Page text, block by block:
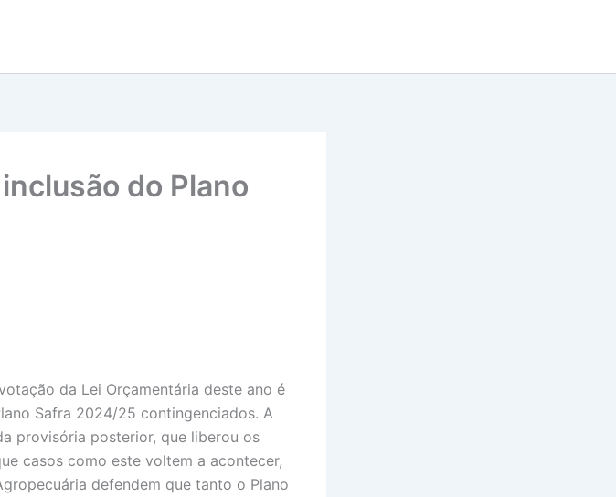
do Plano
da Lei Orçamentária deste ano é
Safra 2024/25 contingenciados. A
provisória posterior, que liberou os
casos como este voltem a acontecer,
defendem que tanto o Plano